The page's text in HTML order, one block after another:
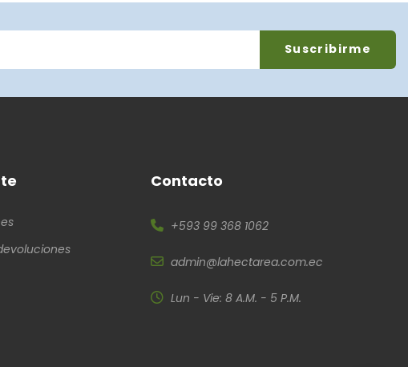
Contacto
+593 99 368 1062
admin@lahectarea.com.ec
Lun - Vie: 8 A.M. - 5 P.M.